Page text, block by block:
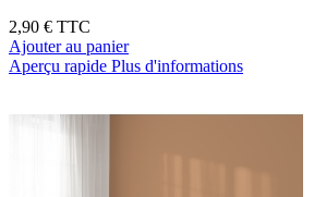
2,90 € TTC
Ajouter au panier
Aperçu rapide Plus d'informations